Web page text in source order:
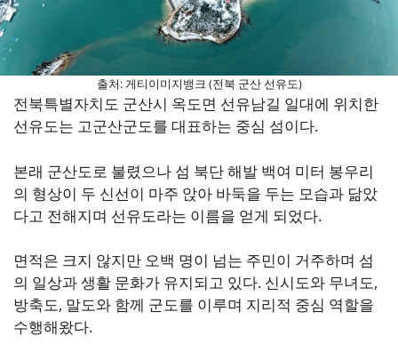
출처: 게티이미지뱅크 (전북 군산 선유도)
전북특별자치도 군산시 옥도면 선유남길 일대에 위치한
선유도는 고군산군도를 대표하는 중심 섬이다.
본래 군산도로 불렸으나 섬 북단 해발 백여 미터 봉우리
의 형상이 두 신선이 마주 앉아 바둑을 두는 모습과 닮았
다고 전해지며 선유도라는 이름을 얻게 되었다.
면적은 크지 않지만 오백 명이 넘는 주민이 거주하며 섬
의 일상과 생활 문화가 유지되고 있다. 신시도와 무녀도,
방축도, 말도와 함께 군도를 이루며 지리적 중심 역할을
수행해왔다.